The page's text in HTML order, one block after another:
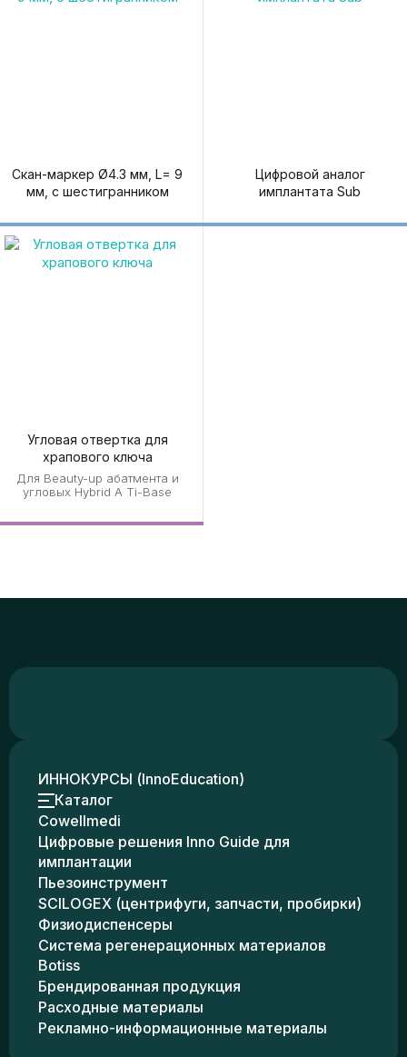
Скан-маркер Ø4.3 мм, L= 9
мм, с шестигранником
Цифровой аналог
имплантата Sub
Угловая отвертка для
храпового ключа
Для Beauty-up абатмента и
угловых Hybrid A Ti-Base
ИННОКУРСЫ (InnoEducation)
Каталог
Cowellmedi
Цифровые решения Inno Guide для
имплантации
Пьезоинструмент
SCILOGEX (центрифуги, запчасти, пробирки)
Физиодиспенсеры
Система регенерационных материалов
Botiss
Брендированная продукция
Расходные материалы
Рекламно-информационные материалы